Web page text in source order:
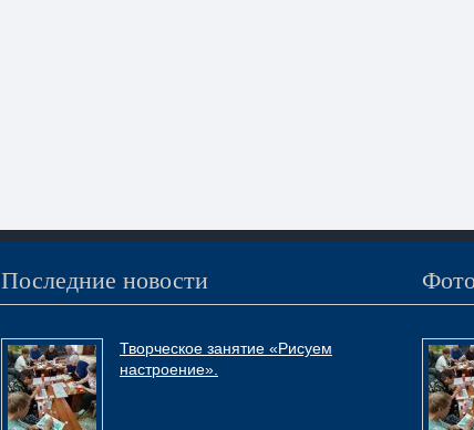
Последние новости
Творческое занятие «Рисуем
настроение».